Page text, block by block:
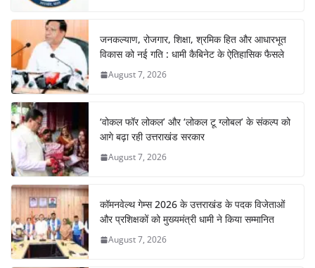
जनकल्याण, रोजगार, शिक्षा, श्रमिक हित और आधारभूत
विकास को नई गति : धामी कैबिनेट के ऐतिहासिक फैसले
August 7, 2026
‘वोकल फॉर लोकल’ और ‘लोकल टू ग्लोबल’ के संकल्प को
आगे बढ़ा रही उत्तराखंड सरकार
August 7, 2026
कॉमनवेल्थ गेम्स 2026 के उत्तराखंड के पदक विजेताओं
और प्रशिक्षकों को मुख्यमंत्री धामी ने किया सम्मानित
August 7, 2026